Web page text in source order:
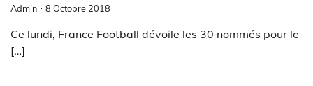
Admin 8 Octobre 2018
Ce lundi, France Football dévoile les 30 nommés pour le
[…]